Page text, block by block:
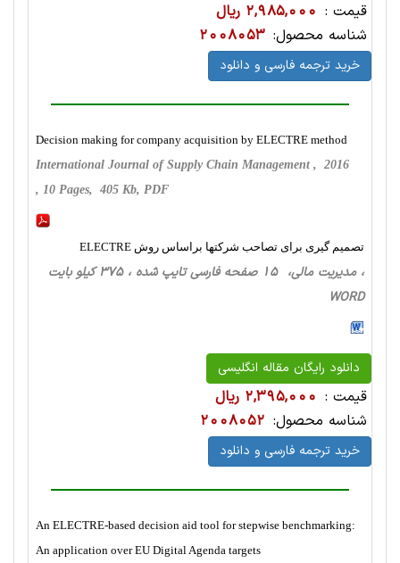
قیمت : 2,985,000 ریال
شناسه محصول: 2008053
خرید ترجمه فارسی و دانلود
Decision making for company acquisition by ELECTRE method
International Journal of Supply Chain Management , 2016
, 10 Pages, 405 Kb, PDF
تصمیم گیری برای تصاحب شرکتها براساس روش ELECTRE
، مدیریت مالی، 15 صفحه فارسی تایپ شده ، 375 کیلو بایت
WORD
دانلود رایگان مقاله انگلیسی
قیمت : 2,395,000 ریال
شناسه محصول: 2008052
خرید ترجمه فارسی و دانلود
An ELECTRE-based decision aid tool for stepwise benchmarking:
An application over EU Digital Agenda targets